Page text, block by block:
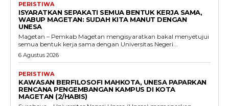
PERISTIWA
ISYARATKAN SEPAKATI SEMUA BENTUK KERJA SAMA,
WABUP MAGETAN: SUDAH KITA MANUT DENGAN
UNESA
Magetan – Pemkab Magetan mengisyaratkan bakal menyetujui
semua bentuk kerja sama dengan Universitas Negeri...
6 Agustus 2026
PERISTIWA
KAWASAN BERFILOSOFI MAHKOTA, UNESA PAPARKAN
RENCANA PENGEMBANGAN KAMPUS DI KOTA
MAGETAN (2/HABIS)